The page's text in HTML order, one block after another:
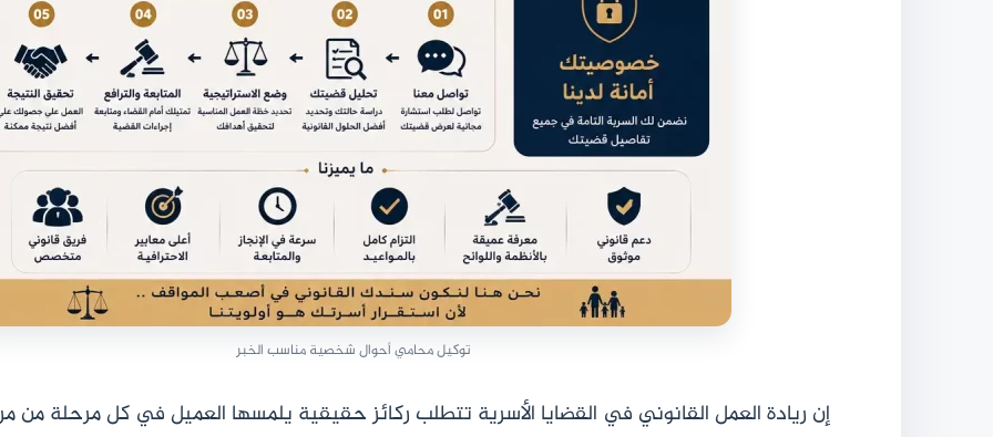
توكيل محامي أحوال شخصية مناسب الخبر
إن ريادة العمل القانوني في القضايا الأسرية تتطلب ركائز حقيقية يلمسها العميل في كل مرحلة من